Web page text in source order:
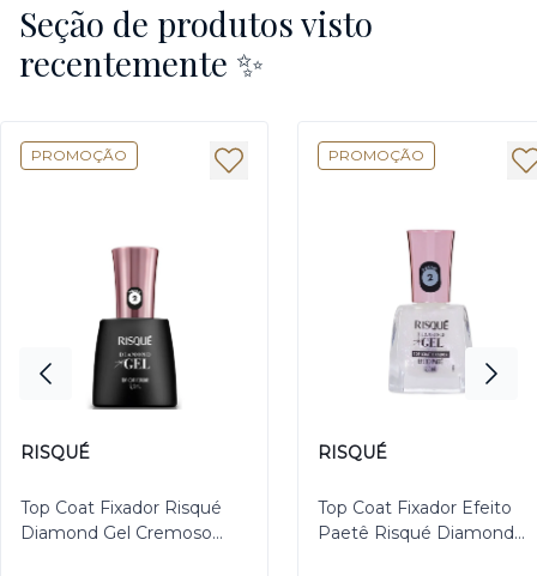
Seção de produtos visto
recentemente ✨
PROMOÇÃO
RISQUÉ
Top Coat Fixador Risqué
Diamond Gel Cremoso
PROMOÇÃO
RISQUÉ
Top Coat Fixador Efeito
Paetê Risqué Diamond